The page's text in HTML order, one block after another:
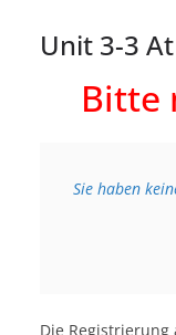
Unit 3-3
Bitte
Sie haben
Die